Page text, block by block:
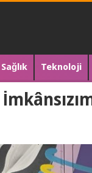
Sağlık Teknoloji